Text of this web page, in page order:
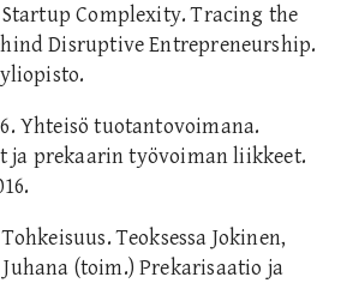
Startup Complexity.Tracing the
Disruptive Entrepreneurship.
Yhteisö tuotantovoimana.
ja prekaarin työvoiman liikkeet.
Teoksessa Jokinen,
(toim.) Prekarisaatio ja